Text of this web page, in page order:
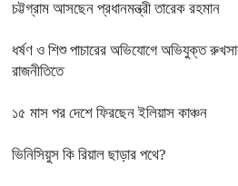
চট্টগ্রাম আসছেন প্রধানমন্ত্রী তারেক রহমান
ধর্ষণ ও শিশু পাচারের অভিযোগে অভিযুক্ত
রাজনীতিতে
১৫ মাস পর দেশে ফিরছেন ইলিয়াস কাঞ্চন
ভিনিসিয়ুস কি রিয়াল ছাড়ার পথে?